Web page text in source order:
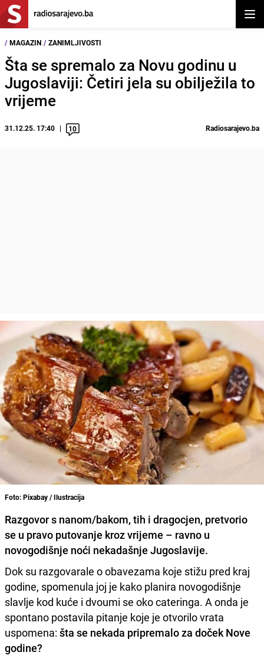
/ MAGAZIN / ZANIMLJIVOSTI
Šta se spremalo za Novu godinu u
Jugoslaviji: Četiri jela su obilježila to
vrijeme
31.12.25. 17:40 10 Radiosarajevo.ba
Foto: Pixabay / Ilustracija
Razgovor s nanom/bakom, tih i dragocjen, pretvorio
se u pravo putovanje kroz vrijeme – ravno u
novogodišnje noći nekadašnje Jugoslavije.
Dok su razgovarale o obavezama koje stižu pred kraj
godine, spomenula joj je kako planira novogodišnje
slavlje kod kuće i dvoumi se oko cateringa. A onda je
spontano postavila pitanje koje je otvorilo vrata
uspomena: šta se nekada pripremalo za doček Nove
godine?